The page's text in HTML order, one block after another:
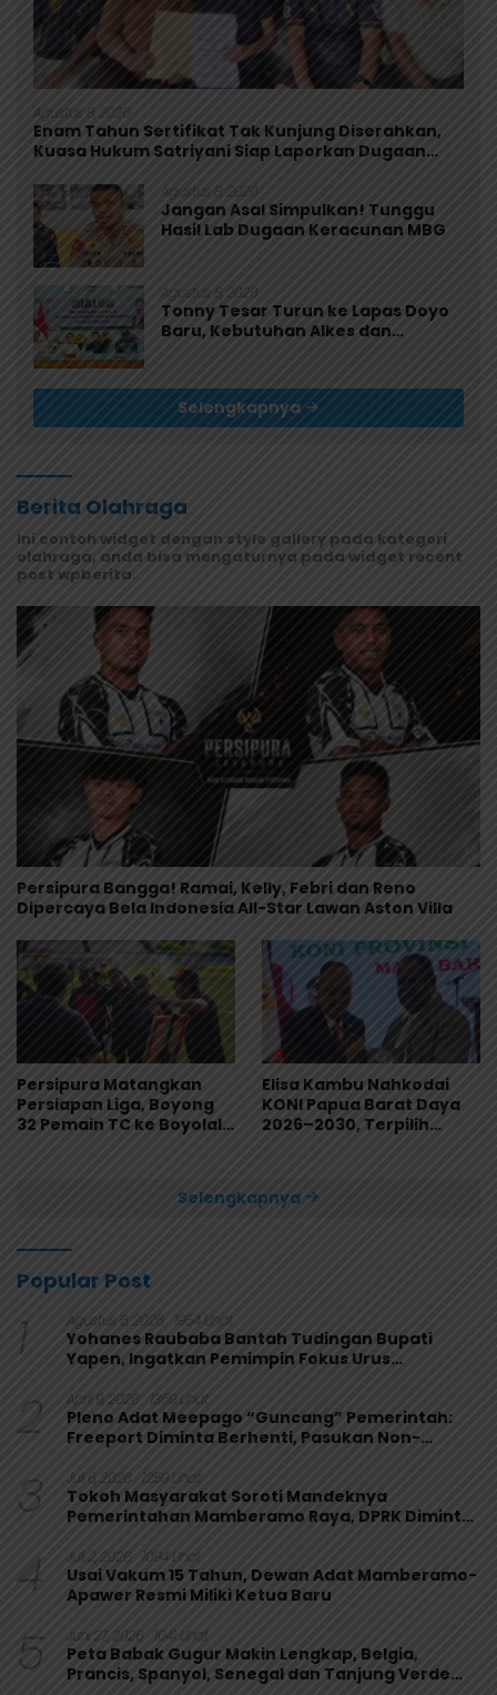
Agustus 8, 2026
Enam Tahun Sertifikat Tak Kunjung Diserahkan,
Kuasa Hukum Satriyani Siap Laporkan Dugaan
Agustus 8, 2026
Jangan Asal Simpulkan! Tunggu
Hasil Lab Dugaan Keracunan MBG
Agustus 8, 2026
Tonny Tesar Turun ke Lapas Doyo
Baru, Kebutuhan Alkes dan
Selengkapnya
Berita Olahraga
Ini contoh widget dengan style gallery pada kategori
olahraga, anda bisa mengaturnya pada widget recent
post wpberita.
Persipura Bangga! Ramai, Kelly, Febri dan Reno
Dipercaya Bela Indonesia All-Star Lawan Aston Villa
Persipura Matangkan
Persiapan Liga, Boyong
32 Pemain TC ke Boyolali
Elisa Kambu Nahkodai
KONI Papua Barat Daya
2026–2030, Terpilih
Selengkapnya
Popular Post
1 Agustus 6, 2026 1954 Lihat
Yohanes Raubaba Bantah Tudingan Bupati
Yapen, Ingatkan Pemimpin Fokus Urus
2 April 9, 2026 1369 Lihat
Pleno Adat Meepago “Guncang” Pemerintah:
Freeport Diminta Berhenti, Pasukan Non-
3 Juli 6, 2026 1259 Lihat
Tokoh Masyarakat Soroti Mandeknya
Pemerintahan Mamberamo Raya, DPRK Diminta
4 Juli 2, 2026 1094 Lihat
Usai Vakum 15 Tahun, Dewan Adat Mamberamo-
Apawer Resmi Miliki Ketua Baru
5 Juni 27, 2026 1041 Lihat
Peta Babak Gugur Makin Lengkap, Belgia,
Prancis, Spanyol, Senegal dan Tanjung Verde